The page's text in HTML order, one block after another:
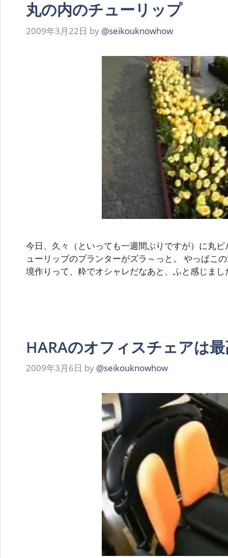
丸の内のチューリップ
2009年3月22日 by @seikouknowhow
今日、久々（といっても一週間ぶりですが）に丸
ューリップのプランターがズラ～っと。 やっぱこ
境作りって、粋でオシャレだなあと、ふと感じまし
HARAのオフィスチェアは
2009年3月6日 by @seikouknowhow